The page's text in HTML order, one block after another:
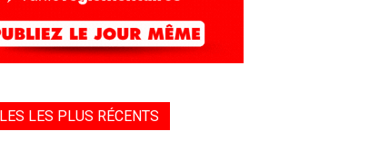
LES PLUS RÉCENTS